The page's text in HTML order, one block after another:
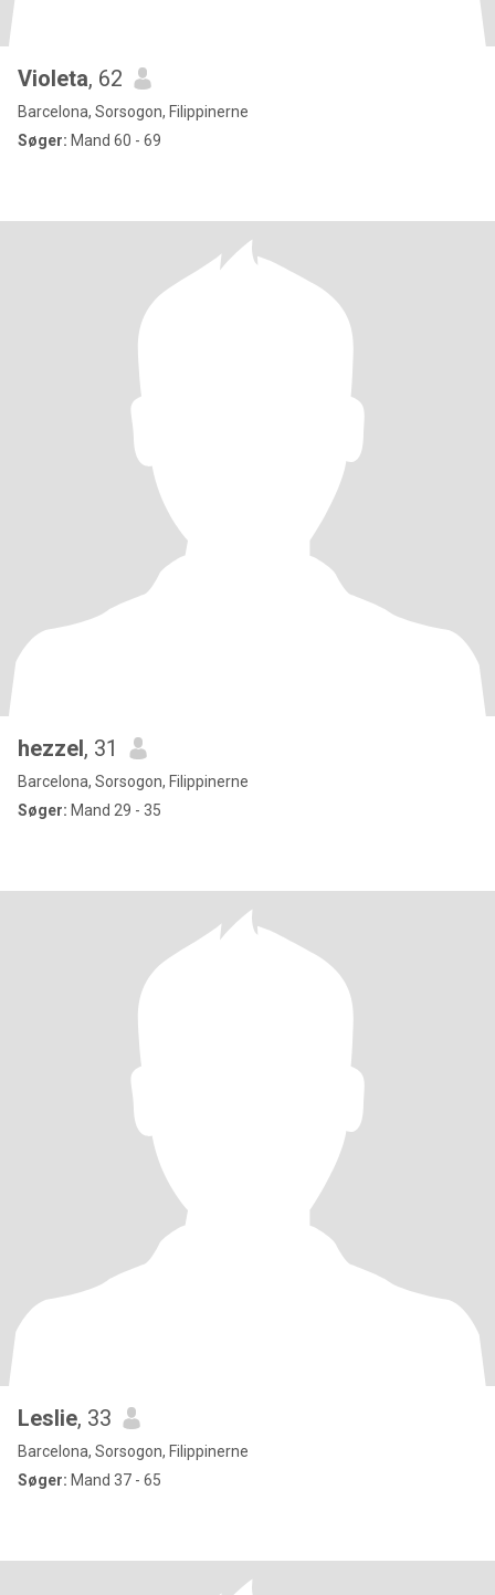
Violeta, 62
Barcelona, Sorsogon, Filippinerne
Søger: Mand 60 - 69
hezzel, 31
Barcelona, Sorsogon, Filippinerne
Søger: Mand 29 - 35
Leslie, 33
Barcelona, Sorsogon, Filippinerne
Søger: Mand 37 - 65